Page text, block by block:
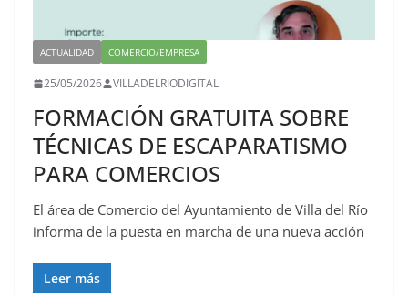
ACTUALIDAD COMERCIO/EMPRESA
25/05/2026 VILLADELRIODIGITAL
FORMACIÓN GRATUITA SOBRE
TÉCNICAS DE ESCAPARATISMO
PARA COMERCIOS
El área de Comercio del Ayuntamiento de Villa del Río
informa de la puesta en marcha de una nueva acción
Leer más